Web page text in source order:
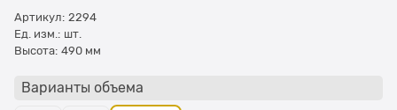
Артикул: 2294
Ед. изм.: шт.
Высота: 490 мм
Варианты объема